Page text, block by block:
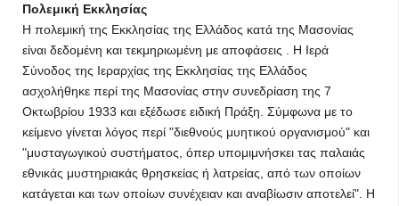
Πολεμική Εκκλησίας
Η πολεμική της Εκκλησίας της Ελλάδος κατά της Μασονίας
είναι δεδομένη και τεκμηριωμένη με αποφάσεις . Η Ιερά
Σύνοδος της Ιεραρχίας της Εκκλησίας της Ελλάδος
ασχολήθηκε περί της Μασονίας στην συνεδρίαση της 7
Οκτωβρίου 1933 και εξέδωσε ειδική Πράξη. Σύμφωνα με το
κείμενο γίνεται λόγος περί "διεθνούς μυητικού οργανισμού" και
"μυσταγωγικού συστήματος, όπερ υπομιμνήσκει τας παλαιάς
εθνικάς μυστηριακάς θρησκείας ή λατρείας, από των οποίων
κατάγεται και των οποίων συνέχειαν και αναβίωσιν αποτελεί". Η